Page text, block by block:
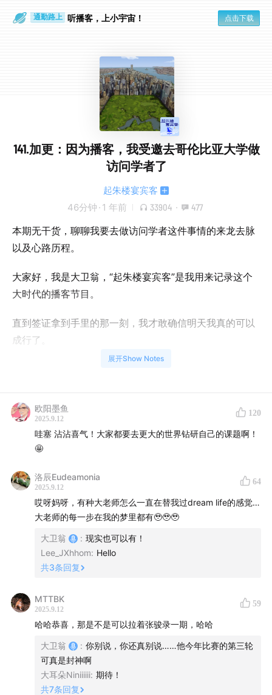
通勤路上 听播客，上小宇宙！ 点击下载
141.加更：因为播客，我受邀去哥伦比亚大学做
访问学者了
起朱楼宴宾客
46分钟 · 1 年前 33904 · 477
本期无干货，聊聊我要去做访问学者这件事情的来龙去脉
以及心路历程。
大家好，我是大卫翁，“起朱楼宴宾客”是我用来记录这个
大时代的播客节目。
直到签证拿到手里的那一刻，我才敢确信明天我真的可以
成行了。
什么？只是因为听了我几期播客，就邀请我去做访问学
无情打击，哥大首当其冲被反复摩擦，我一度觉得这事儿
大概率是要黄了。
直到学校那边发来对我研究提纲的修改意见，以及新闻学
院的副院长给我发来热情洋溢的邮件，表示对我的履历和
研究课题都很感兴趣的时候，我才开始认真对待这件事
我应该不是中文播客圈第一位去美国大学做访问学者的
人，但应该是第一个因为播客受到邀请，而且去研究的也
是播客相关课题的。
我希望借助哥伦比亚大学新闻学院这样一个对于新闻、媒
体、叙事都有着深厚积淀和研究的平台，能够为我做播客
展开Show Notes
欧阳墨鱼
2025.9.12
120
哇塞 沾沾喜气！大家都要去更大的世界钻研自己的课题啊！
🤩
洛辰Eudeamonia
2025.9.12
64
哎呀妈呀，有种大老师怎么一直在替我过dream life的感觉…
大老师的每一步在我的梦里都有🥹🥹🥹
大卫翁 : 现实也可以有！
Lee_JXhhom: Hello
共3条回复
MTTBK
2025.9.12
59
哈哈恭喜，那是不是可以拉着张骏录一期，哈哈
大卫翁 : 你别说，你还真别说……他今年比赛的第三轮
可真是封神啊
大耳朵Niniiiiii: 期待！
共7条回复